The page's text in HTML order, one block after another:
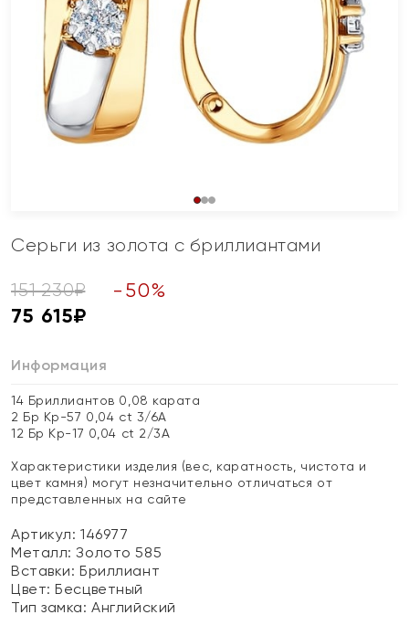
Серьги из золота с бриллиантами
151 230₽ - 50%
75 615₽
Информация
14 Бриллиантов 0,08 карата
2 Бр Кр-57 0,04 ct 3/6А
12 Бр Кр-17 0,04 ct 2/3А
Характеристики изделия (вес, каратность, чистота и
цвет камня) могут незначительно отличаться от
представленных на сайте
Артикул: 146977
Металл:Золото 585
Вставки:Бриллиант
Цвет:Бесцветный
Тип замка:Английский